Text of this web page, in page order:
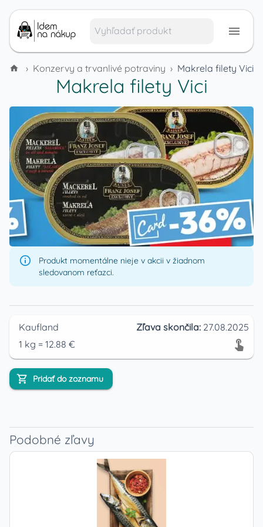
› Konzervy a trvanlivé potraviny › Makrela filety Vici
Makrela filety Vici
Produkt momentálne nieje v akcii v žiadnom
sledovanom reťazci.
Kaufland Zľava skončila: 27.08.2025
1 kg = 12.88 €
Pridať do zoznamu
Podobné zľavy